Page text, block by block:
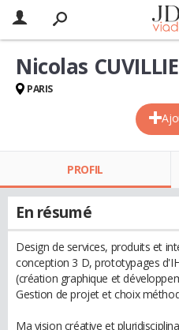
Nicolas
PARIS
PROFIL
En résumé
Design de services, produits et
conception 3 D, prototypages
(création graphique et
Gestion de projet et choix
Ma vision créative et